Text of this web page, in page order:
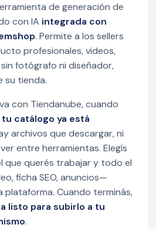
de generación de
con IA integrada con
. Permite a los sellers
profesionales, videos,
fotógrafo ni diseñador,
su tienda.
con Tiendanube, cuando
tu catálogo ya está
archivos que descargar, ni
entre herramientas. Elegís
que querés trabajar y todo el
ficha SEO, anuncios—
plataforma. Cuando terminás,
listo para subirlo a tu
.